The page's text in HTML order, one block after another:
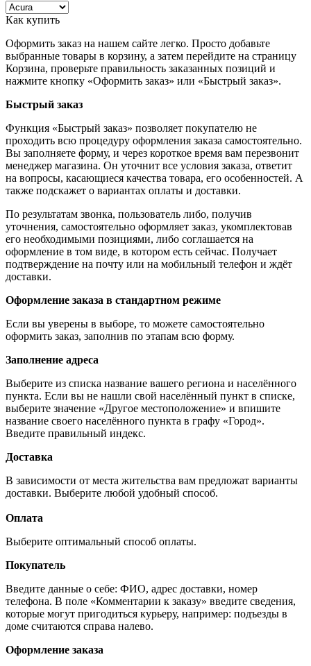
Как купить
Оформить заказ на нашем сайте легко. Просто добавьте
выбранные товары в корзину, а затем перейдите на страницу
Корзина, проверьте правильность заказанных позиций и
нажмите кнопку «Оформить заказ» или «Быстрый заказ».
Быстрый заказ
Функция «Быстрый заказ» позволяет покупателю не
проходить всю процедуру оформления заказа самостоятельно.
Вы заполняете форму, и через короткое время вам перезвонит
менеджер магазина. Он уточнит все условия заказа, ответит
на вопросы, касающиеся качества товара, его особенностей. А
также подскажет о вариантах оплаты и доставки.
По результатам звонка, пользователь либо, получив
уточнения, самостоятельно оформляет заказ, укомплектовав
его необходимыми позициями, либо соглашается на
оформление в том виде, в котором есть сейчас. Получает
подтверждение на почту или на мобильный телефон и ждёт
доставки.
Оформление заказа в стандартном режиме
Если вы уверены в выборе, то можете самостоятельно
оформить заказ, заполнив по этапам всю форму.
Заполнение адреса
Выберите из списка название вашего региона и населённого
пункта. Если вы не нашли свой населённый пункт в списке,
выберите значение «Другое местоположение» и впишите
название своего населённого пункта в графу «Город».
Введите правильный индекс.
Доставка
В зависимости от места жительства вам предложат варианты
доставки. Выберите любой удобный способ.
Оплата
Выберите оптимальный способ оплаты.
Покупатель
Введите данные о себе: ФИО, адрес доставки, номер
телефона. В поле «Комментарии к заказу» введите сведения,
которые могут пригодиться курьеру, например: подъезды в
доме считаются справа налево.
Оформление заказа